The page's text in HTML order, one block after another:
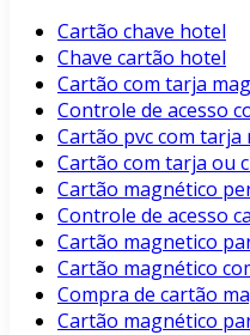
Cartão chave hotel
Chave cartão hotel
Cartão com tarja
Controle de acesso
Cartão pvc com tarja
Cartão com tarja ou
Cartão magnético
Controle de acesso
Cartão magnetico
Cartão magnético
Compra de cartão
Cartão magnético